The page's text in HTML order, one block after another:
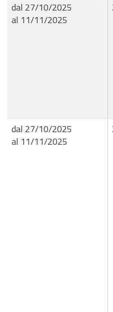
dal 27/10/2025
al 11/11/2025
dal 27/10/2025
al 11/11/2025